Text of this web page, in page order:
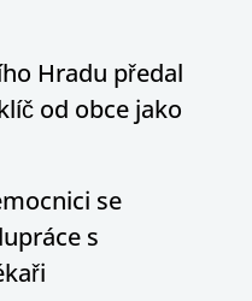
Hradu předal
od obce jako
se
s